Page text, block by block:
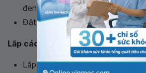
đen.
Đặt buồng làm ẩm vào bộ phận
Lắp các hệ thống dây dẫn
Lắp dây dẫn khí từ bộ phận trộn